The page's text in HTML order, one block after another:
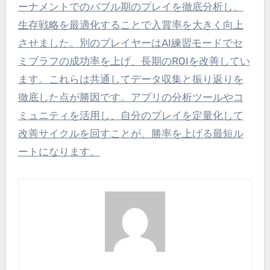
ーナメントでのバブル期のプレイを徹底分析し、
生存戦略を最適化することで入賞率を大きく向上
させました。別のプレイヤーはAI練習モードでセ
ミブラフの成功率を上げ、長期のROIを改善してい
ます。これらは共通してデータ収集と振り返りを
徹底した点が勝因です。アプリの分析ツールやコ
ミュニティを活用し、自分のプレイを定量化して
改善サイクルを回すことが、勝率を上げる最短ル
ートになります。